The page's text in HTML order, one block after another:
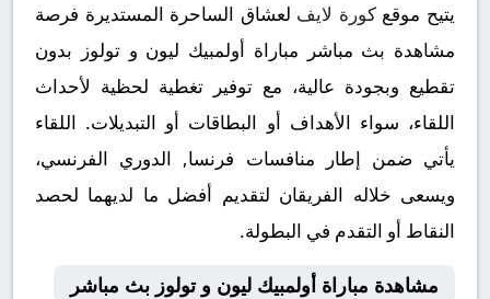
يتيح موقعكورة لايف لعشاق الساحرة المستديرة فرصة
مشاهدة بث مباشر مباراة أولمبيك ليون و تولوز بدون
تقطيع وبجودة عالية، مع توفير تغطية لحظية لأحداث
اللقاء، سواء الأهداف أو البطاقات أو التبديلات. اللقاء
يأتي ضمن إطار منافسات فرنسا, الدوري الفرنسي،
ويسعى خلاله الفريقان لتقديم أفضل ما لديهما لحصد
النقاط أو التقدم في البطولة.
مشاهدة مباراة أولمبيك ليون و تولوز بث مباشر